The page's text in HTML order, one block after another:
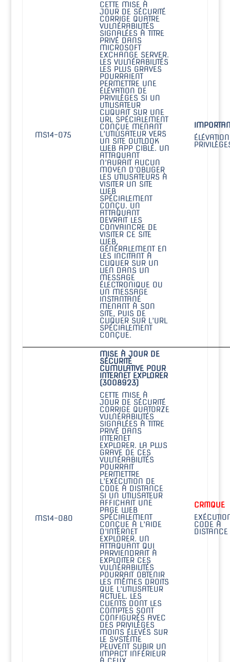
MS14-075
CETTE MISE À
JOUR DE SÉCURITÉ
CORRIGE QUATRE
VULNÉRABILITÉS
SIGNALÉES À TITRE
PRIVÉ DANS
MICROSOFT
EXCHANGE SERVER.
LES VULNÉRABILITÉS
LES PLUS GRAVES
POURRAIENT
PERMETTRE UNE
ÉLÉVATION DE
PRIVILÈGES SI UN
UTILISATEUR
CLIQUAIT SUR UNE
URL SPÉCIALEMENT
CONÇUE MENANT
L’UTILISATEUR VERS
UN SITE OUTLOOK
WEB APP CIBLÉ. UN
ATTAQUANT
N’AURAIT AUCUN
MOYEN D’OBLIGER
LES UTILISATEURS À
VISITER UN SITE
WEB
SPÉCIALEMENT
CONÇU. UN
ATTAQUANT
DEVRAIT LES
CONVAINCRE DE
VISITER CE SITE
WEB,
GÉNÉRALEMENT EN
LES INCITANT À
CLIQUER SUR UN
LIEN DANS UN
MESSAGE
ÉLECTRONIQUE OU
UN MESSAGE
INSTANTANÉ
MENANT À SON
SITE, PUIS DE
CLIQUER SUR L’URL
SPÉCIALEMENT
CONÇUE.
MS14-080
MISE À JOUR DE
SÉCURITÉ
CUMULATIVE POUR
INTERNET EXPLORER
(3008923)
CETTE MISE À
JOUR DE SÉCURITÉ
CORRIGE QUATORZE
VULNÉRABILITÉS
SIGNALÉES À TITRE
PRIVÉ DANS
INTERNET
EXPLORER. LA PLUS
GRAVE DE CES
VULNÉRABILITÉS
POURRAIT
PERMETTRE
L’EXÉCUTION DE
CODE À DISTANCE
SI UN UTILISATEUR
AFFICHAIT UNE
PAGE WEB
SPÉCIALEMENT
CONÇUE À L’AIDE
D’INTERNET
EXPLORER. UN
ATTAQUANT QUI
PARVIENDRAIT À
EXPLOITER CES
VULNÉRABILITÉS
POURRAIT OBTENIR
LES MÊMES DROITS
QUE L’UTILISATEUR
ACTUEL. LES
CLIENTS DONT LES
COMPTES SONT
CONFIGURÉS AVEC
DES PRIVILÈGES
MOINS ÉLEVÉS SUR
LE SYSTÈME
PEUVENT SUBIR UN
IMPACT INFÉRIEUR
CRITIQUE
CODE À
DISTANCE